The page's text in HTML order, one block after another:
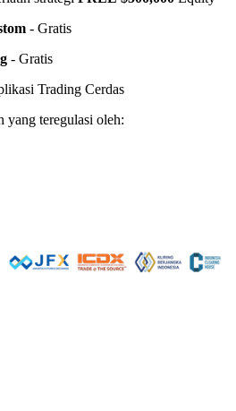
- Gratis
- Gratis
Trading Cerdas
yang teregulasi oleh: